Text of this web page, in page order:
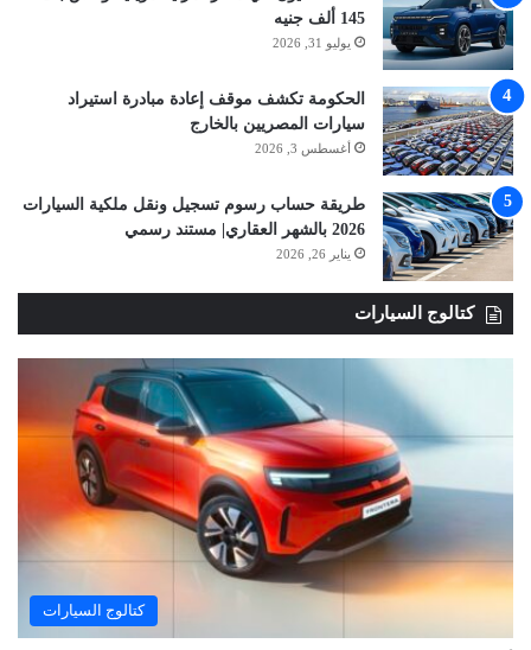
145 ألف جنيه
يوليو 31, 2026
الحكومة تكشف موقف إعادة مبادرة استيراد
سيارات المصريين بالخارج
أغسطس 3, 2026
طريقة حساب رسوم تسجيل ونقل ملكية السيارات
2026 بالشهر العقاري| مستند رسمي
يناير 26, 2026
كتالوج السيارات
كتالوج السيارات